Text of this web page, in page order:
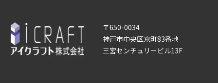
〒650-0034
神戸市中央区京町83番地
三宮センチュリービル13F